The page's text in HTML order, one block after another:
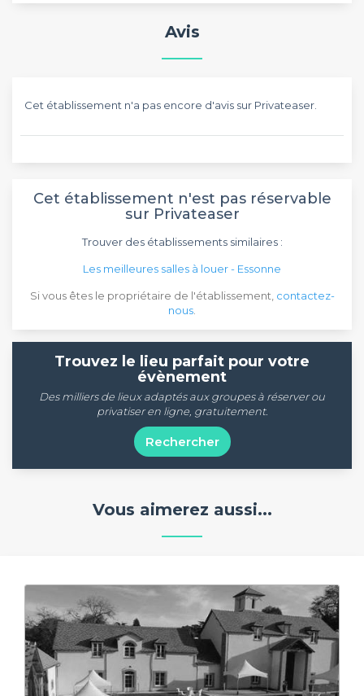
Avis
Cet établissement n'a pas encore d'avis sur Privateaser.
Cet établissement n'est pas réservable
sur Privateaser
Trouver des établissements similaires :
Les meilleures salles à louer - Essonne
Si vous êtes le propriétaire de l'établissement, contactez-
nous
Trouvez le lieu parfait pour votre
évènement
Des milliers de lieux adaptés aux groupes à réserver ou
privatiser en ligne, gratuitement.
Rechercher
Vous aimerez aussi...